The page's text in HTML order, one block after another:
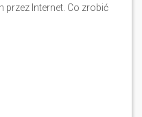
przez Internet. Co zrobić